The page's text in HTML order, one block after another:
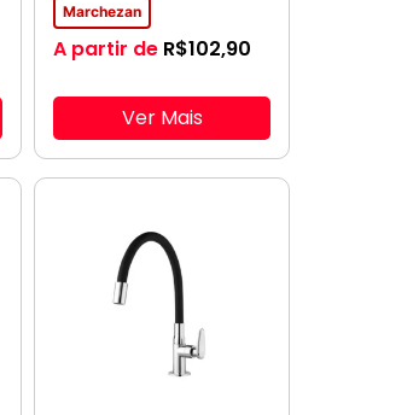
Marchezan
A partir de R$102,90
Ver Mais